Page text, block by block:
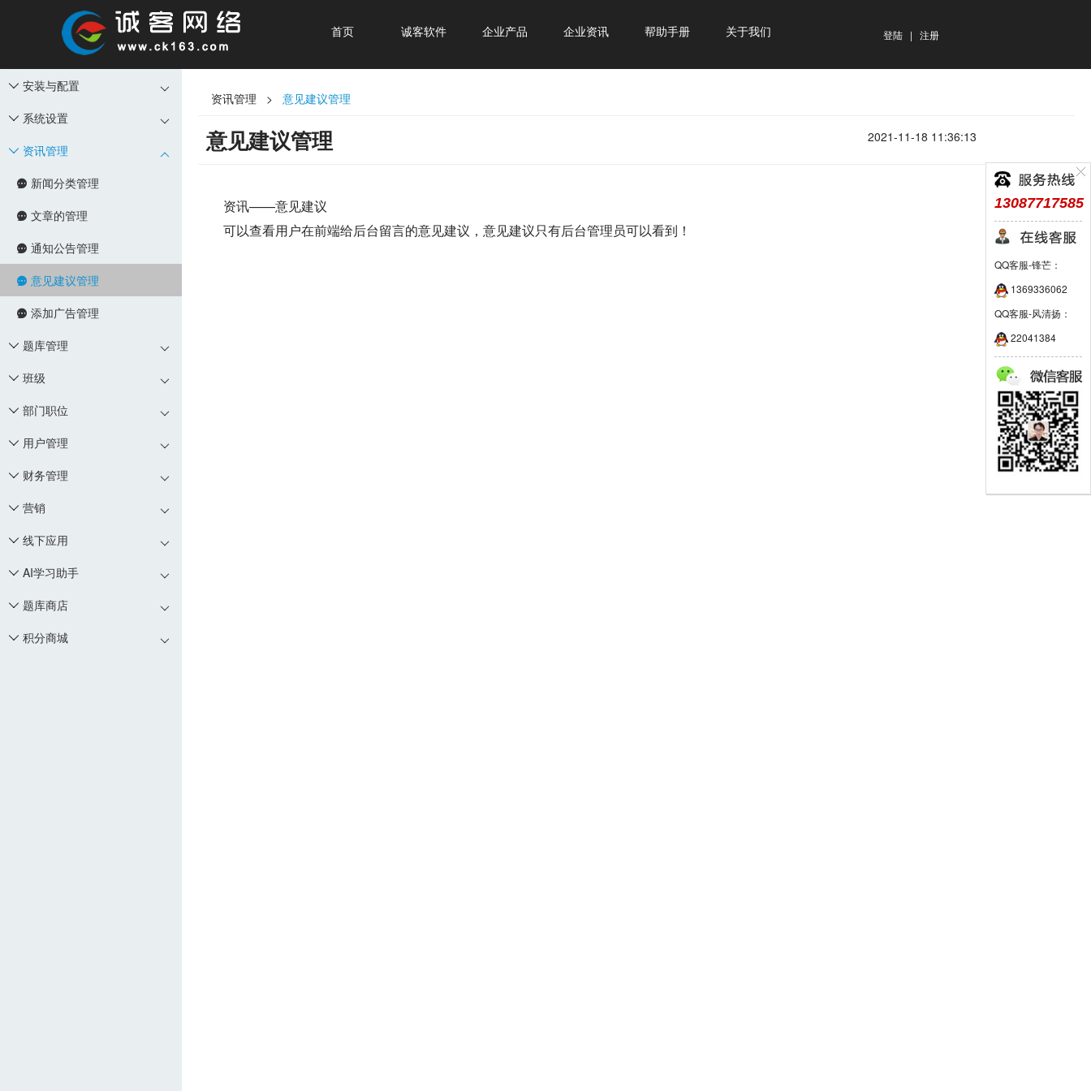
首页 诚客软件 企业产品 企业资讯 帮助手册 关于我们 登陆| 注册
 安装与配置
 系统设置
 资讯管理
 新闻分类管理
 文章的管理
 通知公告管理
 意见建议管理
 添加广告管理
 题库管理
 班级
 部门职位
 用户管理
 财务管理
 营销
 线下应用
 AI学习助手
 题库商店
 积分商城
资讯管理 > 意见建议管理
意见建议管理 2021-11-18 11:36:13
资讯——意见建议
可以查看用户在前端给后台留言的意见建议，意见建议只有后台管理员可以看到！
13087717585
QQ客服-锋芒：
1369336062
QQ客服-风清扬：
22041384